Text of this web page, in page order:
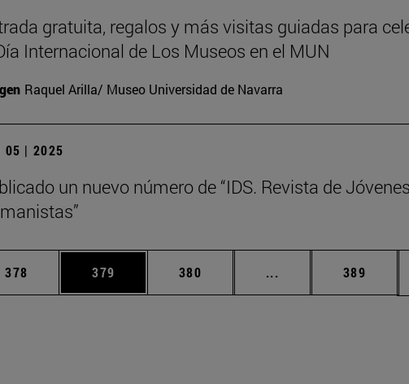
gratuita, regalos y más visitas guiadas para
Internacional de Los Museos en el MUN
Raquel Arilla/ Museo Universidad de Navarra
05 | 2025
un nuevo número de “IDS. Revista de Jóvenes
Use TAB para desplazarse.
Página
378 Página
379 Página
380 ... Páginas intermedias
Página
389